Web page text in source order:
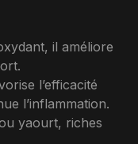
il améliore
l’efficacité
l’inflammation.
yaourt, riches